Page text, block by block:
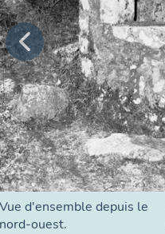
Vue d'ensemble depuis le
nord-ouest.